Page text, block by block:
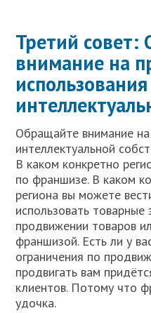
Третий
внимание на
использования
Обращайте внимание
интеллектуальной
В каком конкретно
по франшизе. В каком
региона вы можете
использовать
продвижении товаров
франшизой. Есть ли у
ограничения по
продвигать вам
клиентов. Потому что
удочка.